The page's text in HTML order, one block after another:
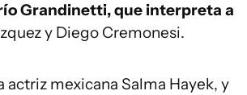
Grandinetti, que interpreta a
y Diego Cremonesi.
mexicana Salma Hayek, y